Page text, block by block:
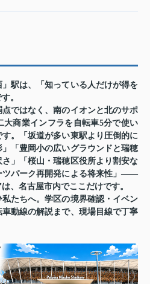
駅は、「知っている人だけが得を
。
点ではなく、南のイオンと北のサポ
大商業インフラを自転車5分で使い
。「坂道が多い東駅より圧倒的に
「豊岡小の広いグラウンドと瑞穂
」「桜山・瑞穂区役所より割安な
ツパーク再開発による将来性」——
、名古屋市内でここだけです。
たちへ。学区の境界確認・イベン
車動線の解説まで、現場目線で丁寧